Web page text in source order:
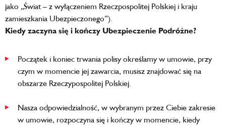
jako „Świat – z wyłączeniem Rzeczpospolitej Polskiej i kraju
zamieszkania Ubezpieczonego”).
Kiedy zaczyna się i kończy Ubezpieczenie Podróżne?
Początek i koniec trwania polisy określamy w umowie, przy
czym w momencie jej zawarcia, musisz znajdować się na
obszarze Rzeczypospolitej Polskiej.
Nasza odpowiedzialność, w wybranym przez Ciebie zakresie
w umowie, rozpoczyna się i kończy w momencie, kiedy